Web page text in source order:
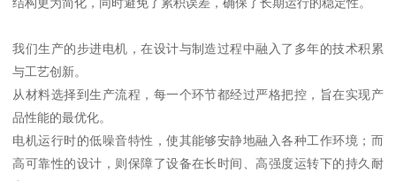
我们生产的步进电机，在设计与制造过程中融入了多年的技术积累
与工艺创新。
从材料选择到生产流程，每一个环节都经过严格把控，旨在实现产
品性能的最优化。
电机运行时的低噪音特性，使其能够安静地融入各种工作环境；而
高可靠性的设计，则保障了设备在长时间、高强度运转下的持久耐